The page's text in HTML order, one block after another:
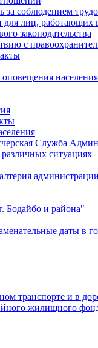
соблюдением
для лиц,
законодательства
с
населения
Служба
ситуациях
и района"
даты в
транспорте и в
жилищного